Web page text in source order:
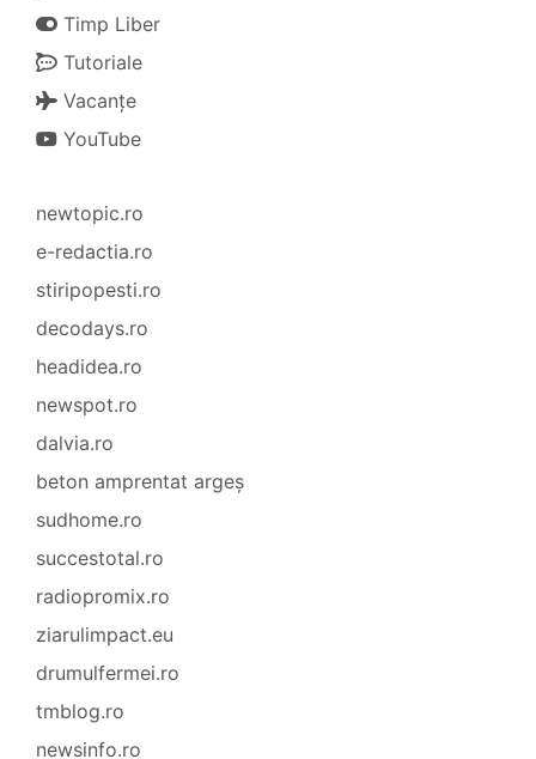
Timp Liber
Tutoriale
Vacanțe
YouTube
newtopic.ro
e-redactia.ro
stiripopesti.ro
decodays.ro
headidea.ro
newspot.ro
dalvia.ro
beton amprentat argeș
sudhome.ro
succestotal.ro
radiopromix.ro
ziarulimpact.eu
drumulfermei.ro
tmblog.ro
newsinfo.ro